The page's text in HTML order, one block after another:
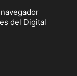
del Digital